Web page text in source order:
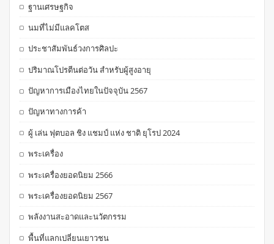
ฐานเศรษฐกิจ
นมที่ไม่มีแลคโตส
ประชาสัมพันธ์วงการศิลปะ
ปริมาณโปรตีนต่อวัน สำหรับผู้สูงอายุ
ปัญหาการเมืองไทยในปัจจุบัน 2567
ปัญหาทางการค้า
ผู้ เล่น ฟุตบอล ชิง แชมป์ แห่ง ชาติ ยุโรป 2024
พระเครื่อง
พระเครื่องยอดนิยม 2566
พระเครื่องยอดนิยม 2567
พลังงานสะอาดและนวัตกรรม
พื้นที่แลกเปลี่ยนเยาวชน